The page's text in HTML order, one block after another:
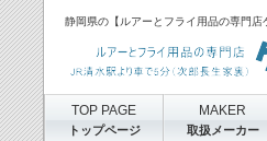
静岡県の【ルアーとフライ用品の専門店
TOP PAGE
トップページ
MAKER
取扱メーカー